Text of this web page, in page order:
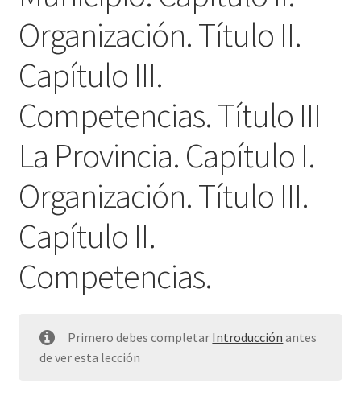
Organización. Título II.
Capítulo III.
Competencias. Título III
La Provincia. Capítulo I.
Organización. Título III.
Capítulo II.
Competencias.
Primero debes completar Introducción antes
de ver esta lección